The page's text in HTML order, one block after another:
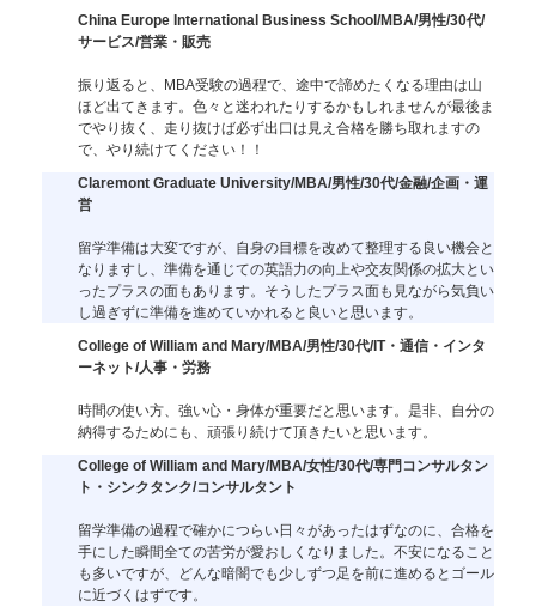
China Europe International Business School/MBA/男性/30代/
サービス/営業・販売
振り返ると、MBA受験の過程で、途中で諦めたくなる理由は山
ほど出てきます。色々と迷われたりするかもしれませんが最後ま
でやり抜く、走り抜けば必ず出口は見え合格を勝ち取れますの
で、やり続けてください！！
Claremont Graduate University/MBA/男性/30代/金融/企画・運
営
留学準備は大変ですが、自身の目標を改めて整理する良い機会と
なりますし、準備を通じての英語力の向上や交友関係の拡大とい
ったプラスの面もあります。そうしたプラス面も見ながら気負い
し過ぎずに準備を進めていかれると良いと思います。
College of William and Mary/MBA/男性/30代/IT・通信・インタ
ーネット/人事・労務
時間の使い方、強い心・身体が重要だと思います。是非、自分の
納得するためにも、頑張り続けて頂きたいと思います。
College of William and Mary/MBA/女性/30代/専門コンサルタン
ト・シンクタンク/コンサルタント
留学準備の過程で確かにつらい日々があったはずなのに、合格を
手にした瞬間全ての苦労が愛おしくなりました。不安になること
も多いですが、どんな暗闇でも少しずつ足を前に進めるとゴール
に近づくはずです。